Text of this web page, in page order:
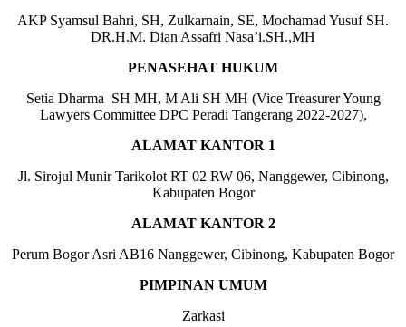
AKP Syamsul Bahri, SH, Zulkarnain, SE, Mochamad Yusuf SH.
DR.H.M. Dian Assafri Nasa’i.SH.,MH
PENASEHAT HUKUM
Setia Dharma SH MH, M Ali SH MH (Vice Treasurer Young
Lawyers Committee DPC Peradi Tangerang 2022-2027),
ALAMAT KANTOR 1
Jl. Sirojul Munir Tarikolot RT 02 RW 06, Nanggewer, Cibinong,
Kabupaten Bogor
ALAMAT KANTOR 2
Perum Bogor Asri AB16 Nanggewer, Cibinong, Kabupaten Bogor
PIMPINAN UMUM
Zarkasi